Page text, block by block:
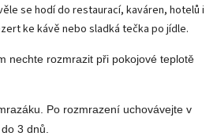
se hodí do restaurací, kaváren, hotelů i
ke kávě nebo sladká tečka po jídle.
nechte rozmrazit při pokojové teplotě
Po rozmrazení uchovávejte v
3 dnů.